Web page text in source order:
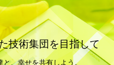
技術集団を目指して
と、幸せを共有しよう。